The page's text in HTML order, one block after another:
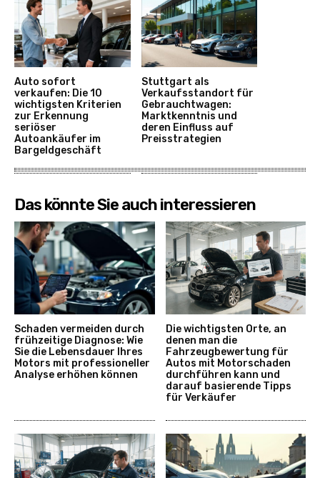
Auto sofort
verkaufen: Die 10
wichtigsten Kriterien
zur Erkennung
seriöser
Autoankäufer im
Bargeldgeschäft
Stuttgart als
Verkaufsstandort für
Gebrauchtwagen:
Marktkenntnis und
deren Einfluss auf
Preisstrategien
Das könnte Sie auch interessieren
Schaden vermeiden durch
frühzeitige Diagnose: Wie
Sie die Lebensdauer Ihres
Motors mit professioneller
Analyse erhöhen können
Die wichtigsten Orte, an
denen man die
Fahrzeugbewertung für
Autos mit Motorschaden
durchführen kann und
darauf basierende Tipps
für Verkäufer